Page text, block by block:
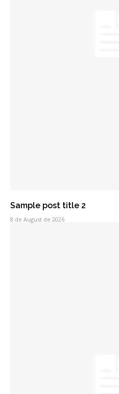
Sample post title 2
8 de August de 2026